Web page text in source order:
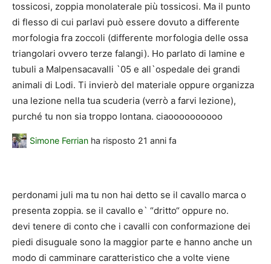
tossicosi, zoppia monolaterale più tossicosi. Ma il punto
di flesso di cui parlavi può essere dovuto a differente
morfologia fra zoccoli (differente morfologia delle ossa
triangolari ovvero terze falangi). Ho parlato di lamine e
tubuli a Malpensacavalli `05 e all`ospedale dei grandi
animali di Lodi. Ti invierò del materiale oppure organizza
una lezione nella tua scuderia (verrò a farvi lezione),
purché tu non sia troppo lontana. ciaoooooooooo
Simone Ferrian ha risposto 21 anni fa
perdonami juli ma tu non hai detto se il cavallo marca o
presenta zoppia. se il cavallo e` “dritto“ oppure no.
devi tenere di conto che i cavalli con conformazione dei
piedi disuguale sono la maggior parte e hanno anche un
modo di camminare caratteristico che a volte viene